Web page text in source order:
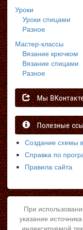
Уроки
Уроки спицами
Разное
Мастер-классы
Вязание крючком
Вязание спицами
Разное
Мы
Полезные
Создание схемы
Справка по
Правила сайта
При
указание
индексируемой